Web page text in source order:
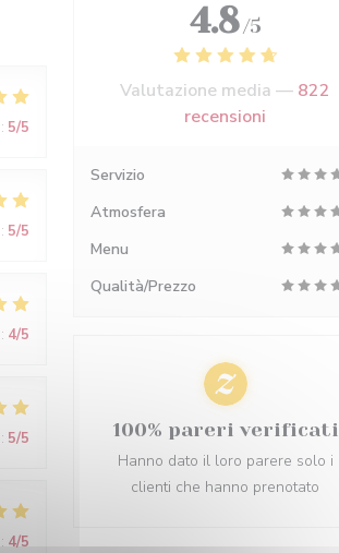
: 5/5
: 5/5
: 4/5
: 5/5
: 4/5
4.8 /5
Valutazione media — 822
recensioni
Servizio
Atmosfera
Menu
Qualità/Prezzo
100% pareri verificati
Hanno dato il loro parere solo i
clienti che hanno prenotato